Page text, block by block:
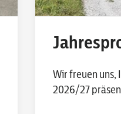
Wir freuen uns,
2026/27